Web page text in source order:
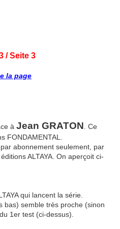
/ Seite 3
la page
à Jean GRATON . Ce
FONDAMENTAL.
abonnement seulement, par
ALTAYA. On aperçoit ci-
qui lancent la série.
bas) semble très proche (sinon
1er test (ci-dessus).